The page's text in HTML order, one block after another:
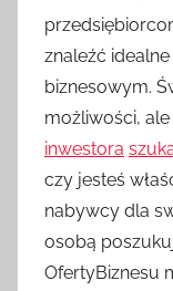
znaleźć
biznesowym.
możliwości,
inwestora
czy jesteś
nabywcy dla
osobą
OfertyBiznesu